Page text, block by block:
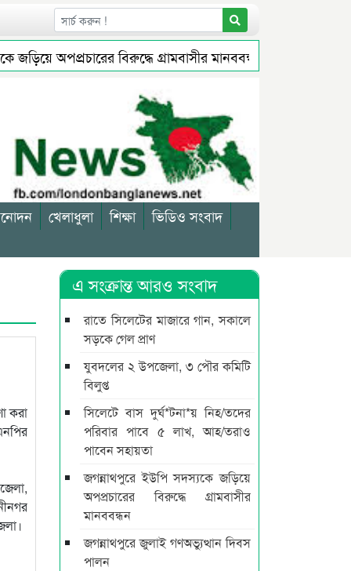
বিরুদ্ধে গ্রামবাসীর মানববন্ধন
বন্ধ থাকবে
খেলাধুলা শিক্ষা
ভিডিও সংবাদ
করা
এ সংক্রান্ত আরও সংবাদ
রাতে সিলেটের মাজারে গান, সকালে
সড়কে গেল প্রাণ
যুবদলের ২ উপজেলা, ৩ পৌর কমিটি
বিলুপ্ত
সিলেটে বাস দুর্ঘ*টনা*য় নিহ/তদের
পরিবার পাবে ৫ লাখ, আহ/তরাও
পাবেন সহায়তা
জগন্নাথপুরে ইউপি সদস্যকে জড়িয়ে
অপপ্রচারের বিরুদ্ধে গ্রামবাসীর
মানববন্ধন
জগন্নাথপুরে জুলাই গণঅভ্যুত্থান দিবস
পালন